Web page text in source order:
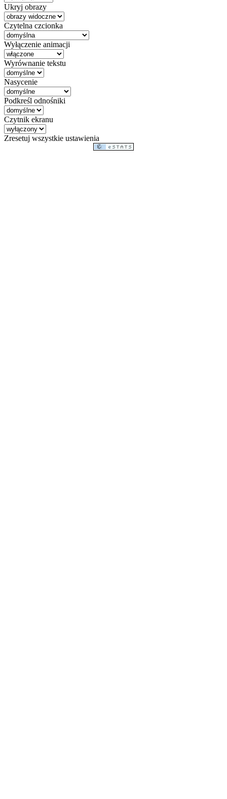
Ukryj obrazy
Czytelna czcionka
Wyłączenie animacji
Wyrównanie tekstu
Nasycenie
Podkreśl odnośniki
Czytnik ekranu
Zresetuj wszystkie ustawienia